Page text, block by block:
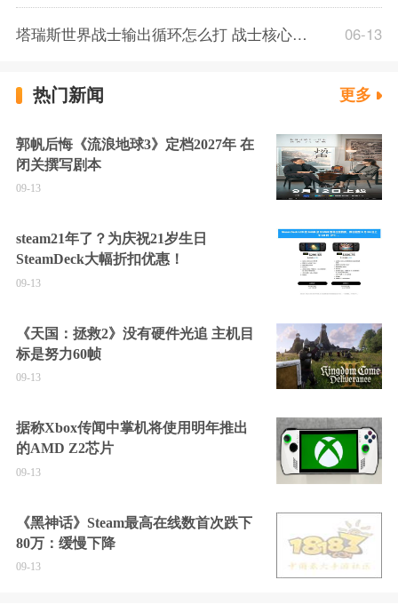
塔瑞斯世界战士输出循环怎么打 战士核心技能及输出手法介绍 06-13
热门新闻 更多
郭帆后悔《流浪地球3》定档2027年 在
闭关撰写剧本
09-13
steam21年了？为庆祝21岁生日
SteamDeck大幅折扣优惠！
09-13
《天国：拯救2》没有硬件光追 主机目
标是努力60帧
09-13
据称Xbox传闻中掌机将使用明年推出
的AMD Z2芯片
09-13
《黑神话》Steam最高在线数首次跌下
80万：缓慢下降
09-13